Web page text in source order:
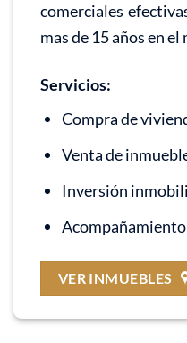
comerciales
mas de 15 años en el
Servicios:
Compra de
Venta de
Inversión
VER INMUEBLES